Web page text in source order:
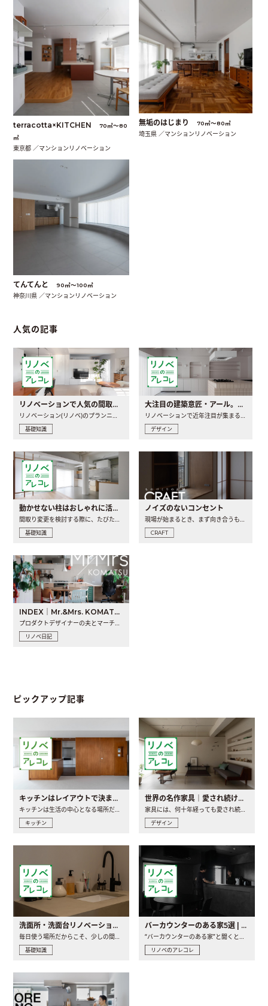
terracotta×KITCHEN
70㎡〜80
㎡
東京都 ／マンションリノベーション
無垢のはじまり 70㎡〜80㎡
埼玉県 ／マンションリノベーション
てんてんと 90㎡〜100㎡
神奈川県 ／マンションリノベーション
人気の記事
リノベーションで人気の間取りとは？トレンドの間取りと実例を徹底解説
リノベーション(リノベ)のプランニングで一番最初に決めるのは..
基礎知識
大注目の建築意匠・アール。人気の理由と空間に取り入れるポイント
リノベーションで近年注目が集まる建築意匠の一つであるアール..
デザイン
動かせない柱はおしゃれに活用！柱を魅せるリノベーション(リノベ)4選
間取り変更を検討する際に、たびたび皆さんの頭を悩ませる動か..
基礎知識
ノイズのないコンセント
現場が始まるとき、まず向き合うものの一つがコンセントです..
CRAFT
INDEX｜Mr.&Mrs. KOMATSU renovation diary
プロダクトデザイナーの夫とマーチャンダイザーの妻が、夫婦で..
リノベ日記
ピックアップ記事
キッチンはレイアウトで決まる。後悔しないための考え方と選び方
キッチンは生活の中心となる場所だからこそ、家の中のどこに置..
キッチン
世界の名作家具｜愛され続ける理由と一生モノとの出会い方
家具には、何十年経っても愛され続ける「名作」と呼ばれるもの..
デザイン
洗面所・洗面台リノベーションの事例と間取りアイデア
毎日使う場所だからこそ、少しの間取りの工夫や素材の選び方で..
基礎知識
バーカウンターのある家5選 | 日常に馴染む“距離の近い”キッチンとは
“バーカウンターのある家”と聞くと、少し特別な、大人のための..
リノベのアレコレ